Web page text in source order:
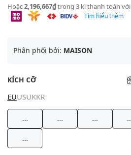
Hoặc2,196,667₫trong 3 kì thanh toán với
Tìm hiểu thêm
Phân phối bởi: MAISON
KÍCH CỠ
EUUSUKKR
... ... ...
...